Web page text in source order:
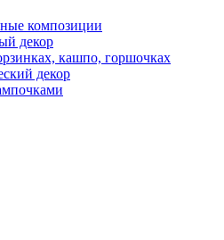
композиции
декор
кашпо, горшочках
декор